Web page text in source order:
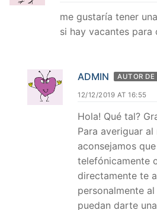
me gustaría tener
si hay vacantes
ADMIN AUTOR DE
12/12/2019 AT 16:55
Hola! Qué tal?
Para averiguar
aconsejamos
telefónicamente
directamente te
personalmente
puedan darte